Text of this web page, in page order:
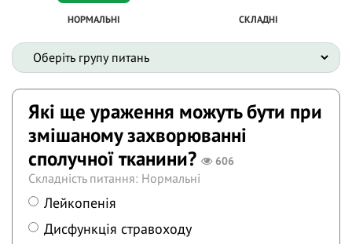
НОРМАЛЬНІ СКЛАДНІ
Які ще ураження можуть бути при
змішаному захворюванні
сполучної тканини?
606
Складність питання: Нормальні
Лейкопенія
Дисфункція стравоходу